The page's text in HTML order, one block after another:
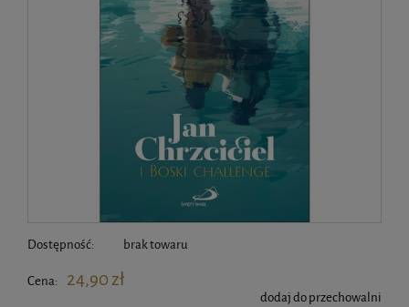
Dostępność: brak towaru
Cena: 24,90 zł
dodaj do przechowalni